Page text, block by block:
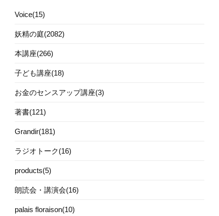
Voice(15)
妖精の庭(2082)
本講座(266)
子ども講座(18)
お金のセンスアップ講座(3)
著書(121)
Grandir(181)
ラジオトーク(16)
products(5)
朗読会・講演会(16)
palais floraison(10)